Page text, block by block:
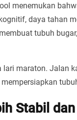
menemukan
daya tahan
tubuh
maraton. Jalan
Stabil